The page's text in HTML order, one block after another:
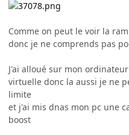
Comme on peut le voir la
donc je ne comprends pas
J'ai alloué sur mon
virtuelle donc la aussi je ne
limite
et j'ai mis dnas mon pc une
boost